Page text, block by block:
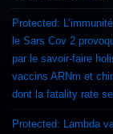
Protected:
le Sars Cov 2
par le savoir-faire holistique serait davantage
vaccins ARNm et
dont la fatality rate
Protected: Lambda